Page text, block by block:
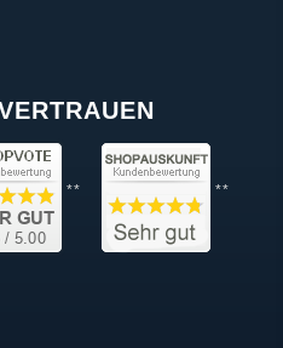
** **